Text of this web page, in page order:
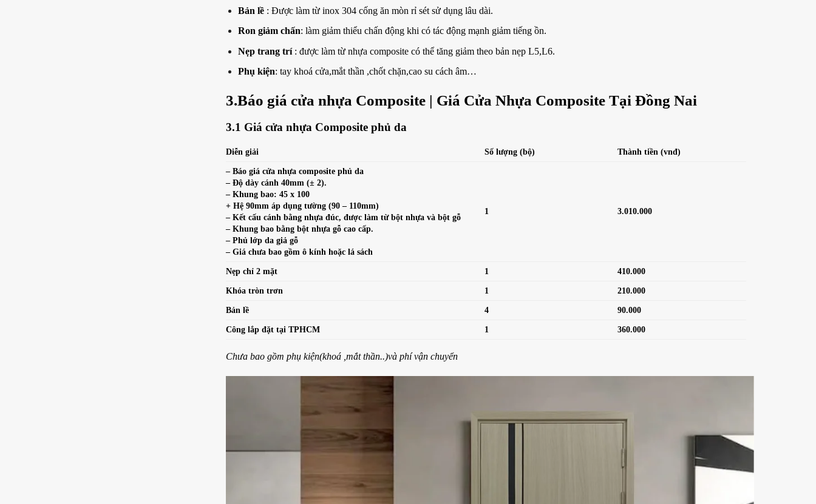
Bản lề : Được làm từ inox 304 cống ăn mòn rỉ sét sử dụng lâu dài.
Ron giảm chấn: làm giảm thiểu chấn động khi có tác động mạnh giảm tiếng ồn.
Nẹp trang trí: được làm từ nhựa composite có thể tăng giảm theo bản nẹp L5,L6.
Phụ kiện: tay khoá cửa,mắt thần ,chốt chặn,cao su cách âm…
3.Báo giá cửa nhựa Composite | Giá Cửa Nhựa Composite Tại Đồng Nai
3.1 Giá cửa nhựa Composite phủ da
Diễn giải Số lượng (bộ) Thành tiền (vnđ)
– Báo giá cửa nhựa composite phủ da
– Độ dày cánh 40mm (± 2).
– Khung bao: 45 x 100
+ Hệ 90mm áp dụng tường (90 – 110mm)
– Kết cấu cánh bằng nhựa đúc, được làm từ bột nhựa và bột gỗ
– Khung bao bằng bột nhựa gỗ cao cấp.
– Phủ lớp da giả gỗ
– Giá chưa bao gồm ô kính hoặc lá sách
1 3.010.000
Nẹp chỉ 2 mặt 1 410.000
Khóa tròn trơn 1 210.000
Bản lề 4 90.000
Công lắp đặt tại TPHCM 1 360.000
Chưa bao gồm phụ kiện(khoá ,mắt thần..)và phí vận chuyển